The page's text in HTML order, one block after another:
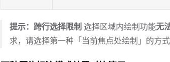
提示：跨行选择限制 选择区域内绘制功能无
求，请选择第一种「当前焦点处绘制」的方式